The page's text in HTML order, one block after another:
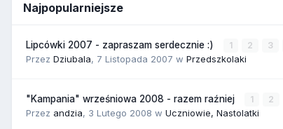
Najpopularniejsze
Lipcówki 2007 - zapraszam serdecznie :) 1 2 3
Przez Dziubala, 7 Listopada 2007 w Przedszkolaki
"Kampania" wrześniowa 2008 - razem raźniej 1 2
Przez andzia, 3 Lutego 2008 w Uczniowie, Nastolatki